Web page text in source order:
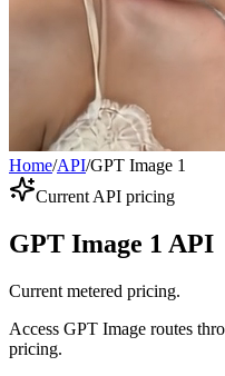
Home/API/GPT Image 1
Current API pricing
GPT Image 1 API
Current metered pricing.
Access GPT Image routes
pricing.